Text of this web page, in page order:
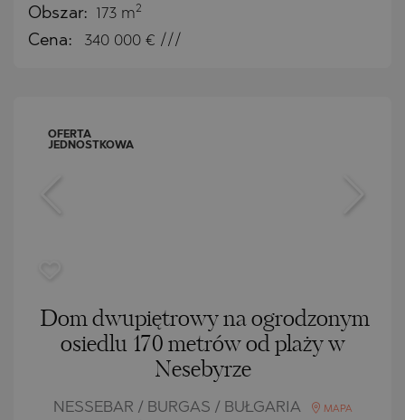
Obszar: 173 m2
Cena: 340 000 € ///
OFERTA
JEDNOSTKOWA
Dom dwupiętrowy na ogrodzonym
osiedlu 170 metrów od plaży w
Nesebyrze
NESSEBAR / BURGAS / BUŁGARIA MAPA